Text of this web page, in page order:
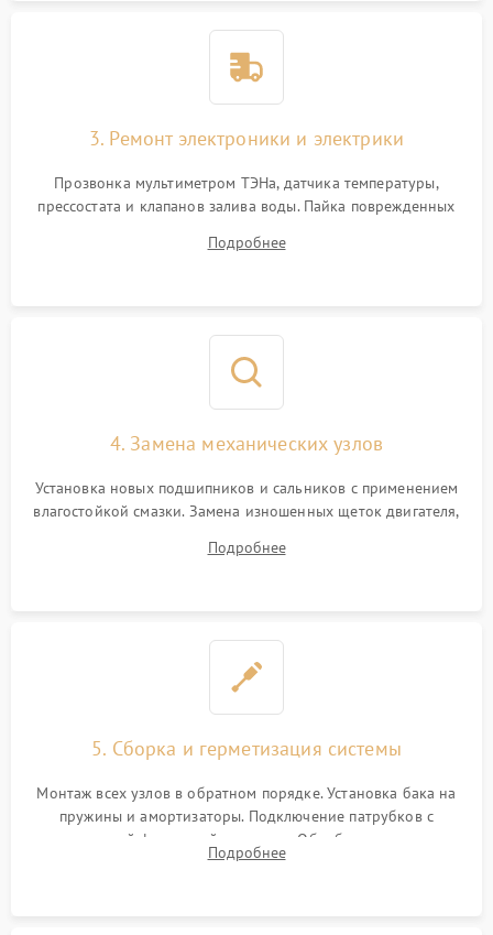
3. Ремонт электроники и электрики
Прозвонка мультиметром ТЭНа, датчика температуры,
прессостата и клапанов залива воды. Пайка поврежденных
Восстановление целостности проводки и контактов.
Подробнее
4. Замена механических узлов
Установка новых подшипников и сальников с применением
влагостойкой смазки. Замена изношенных щеток двигателя,
или поврежденной резиновой манжеты.
Подробнее
5. Сборка и герметизация системы
Монтаж всех узлов в обратном порядке. Установка бака на
пружины и амортизаторы. Подключение патрубков с
надежной фиксацией хомутами. Обработка стыков
герметиком для предотвращения возможных протечек воды.
Подробнее